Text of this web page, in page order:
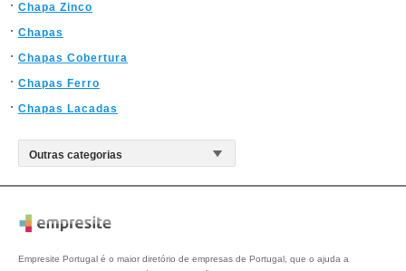
Chapa Zinco
Chapas
Chapas Cobertura
Chapas Ferro
Chapas Lacadas
Empresite Portugal é o maior diretório de empresas de Portugal, que o ajuda a